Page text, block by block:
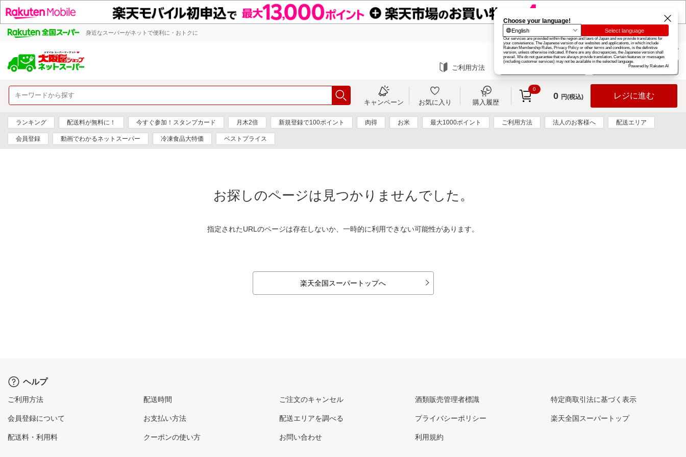
身近なスーパーがネットで便利に・おトクに 楽天グループ カード
お知らせ ヘルプ
ご利用方法 ログイン
キャンペーン お気に入り 購入履歴
0
0 円(税込) レジに進む
ランキング 配送料が無料に！ 今すぐ参加！スタンプカード 月木2倍 新規登録で100ポイント 肉得 お米 最大1000ポイント ご利用方法 法人のお客様へ 配送エリア
会員登録 動画でわかるネットスーパー 冷凍食品大特価 ベストプライス
お探しのページは見つかりませんでした。
指定されたURLのページは存在しないか、一時的に利用できない可能性があります。
楽天全国スーパートップへ
ヘルプ
ご利用方法
会員登録について
配送料・利用料
配送時間
お支払い方法
クーポンの使い方
ご注文のキャンセル
配送エリアを調べる
お問い合わせ
酒類販売管理者標識
プライバシーポリシー
利用規約
特定商取引法に基づく表示
楽天全国スーパートップ